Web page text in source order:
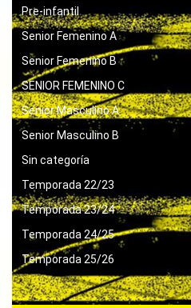
Pre-infantil
Senior Femenino A
Senior Femenino B
SENIOR FEMENINO C
Senior Masculino A
Senior Masculino B
Sin categoría
Temporada 22/23
Temporada 23/24
Temporada 24/25
Temporada 25/26